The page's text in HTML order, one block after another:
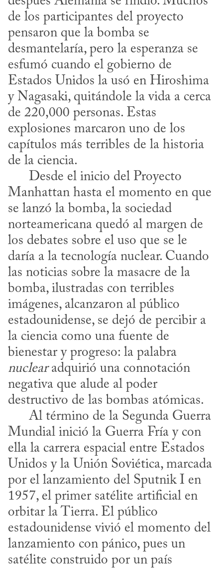
de los participantes del proyecto
pensaron que la bomba se
desmantelaría, pero la esperanza se
esfumó cuando el gobierno de
Estados Unidos la usó en Hiroshima
y Nagasaki, quitándole la vida a cerca
de 220,000 personas. Estas
explosiones marcaron uno de los
capítulos más terribles de la historia
de la ciencia.
Manhattan hasta el momento en que
se lanzó la bomba, la sociedad
norteamericana quedó al margen de
los debates sobre el uso que se le
daría a la tecnología nuclear. Cuando
las noticias sobre la masacre de la
bomba, ilustradas con terribles
imágenes, alcanzaron al público
estadounidense, se dejó de percibir a
la ciencia como una fuente de
nuclear adquirió una connotación
negativa que alude al poder
destructivo de las bombas atómicas.
Mundial inició la Guerra Fría y con
ella la carrera espacial entre Estados
Unidos y la Unión Soviética, marcada
por el lanzamiento del Sputnik I en
1957, el primer satélite artificial en
orbitar la Tierra. El público
estadounidense vivió el momento del
lanzamiento con pánico, pues un
satélite construido por un país